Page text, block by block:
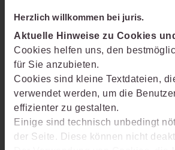
Herzlich willkommen bei juris.
Aktuelle Hinweise zu Cookies
Cookies helfen uns, den
für Sie anzubieten.
Cookies sind kleine Textdateien,
verwendet werden, um die
effizienter zu gestalten.
Einige sind technisch unbedingt
der Seite. Diese können nicht
Erhalten Sie einen Einblick, wie juris das
Praxiswissensmanagement der Zukunft
Arbeitsprozesse einfacher und effizienter